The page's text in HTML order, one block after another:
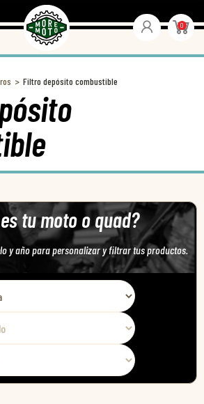
0
Filtro depósito combustible
tu moto o quad?
y año para personalizar y filtrar tus productos.